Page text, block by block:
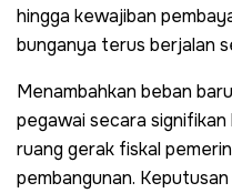
hingga kewajiban
bunganya terus berjalan
Menambahkan beban
pegawai secara
ruang gerak fiskal
pembangunan.